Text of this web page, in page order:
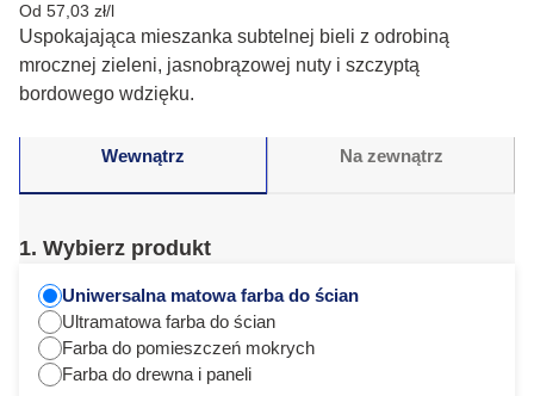
Od 57,03 zł/l
Uspokajająca mieszanka subtelnej bieli z odrobiną
mrocznej zieleni, jasnobrązowej nuty i szczyptą
bordowego wdzięku.
Wewnątrz Na zewnątrz
1. Wybierz produkt
Uniwersalna matowa farba do ścian
Ultramatowa farba do ścian
Farba do pomieszczeń mokrych
Farba do drewna i paneli